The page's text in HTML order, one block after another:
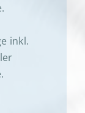
inkl.